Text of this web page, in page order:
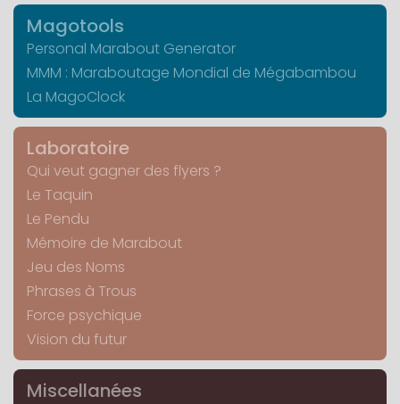
Magotools
Personal Marabout Generator
MMM : Maraboutage Mondial de Mégabambou
La MagoClock
Laboratoire
Qui veut gagner des flyers ?
Le Taquin
Le Pendu
Mémoire de Marabout
Jeu des Noms
Phrases à Trous
Force psychique
Vision du futur
Miscellanées